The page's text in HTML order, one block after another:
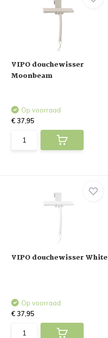
VIPO douchewisser
Moonbeam
Op voorraad
€ 37,95
VIPO douchewisser White
Op voorraad
€ 37,95